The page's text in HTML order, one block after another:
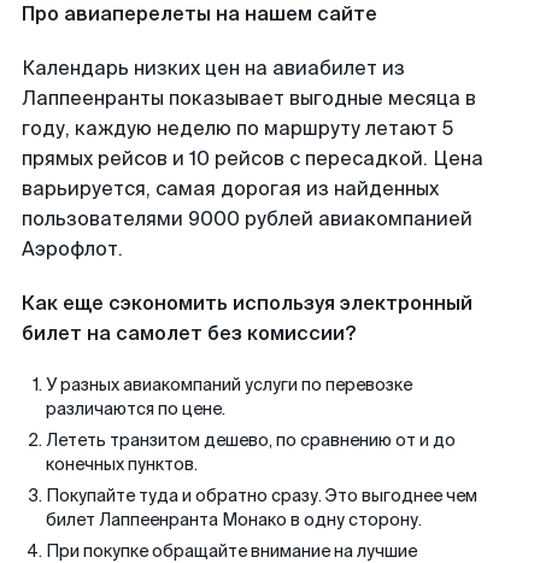
Про авиаперелеты на нашем сайте
Календарь низких цен на авиабилет из
Лаппеенранты показывает выгодные месяца в
году, каждую неделю по маршруту летают 5
прямых рейсов и 10 рейсов с пересадкой. Цена
варьируется, самая дорогая из найденных
пользователями 9000 рублей авиакомпанией
Аэрофлот.
Как еще сэкономить используя электронный
билет на самолет без комиссии?
У разных авиакомпаний услуги по перевозке
различаются по цене.
Лететь транзитом дешево, по сравнению от и до
конечных пунктов.
Покупайте туда и обратно сразу. Это выгоднее чем
билет Лаппеенранта Монако в одну сторону.
При покупке обращайте внимание на лучшие